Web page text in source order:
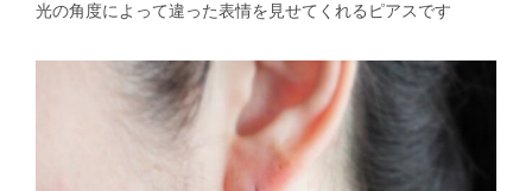
光の角度によって違った表情を見せてくれるピアスです